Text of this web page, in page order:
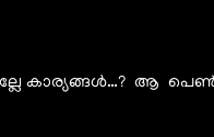
കാര്യങ്ങൾ…? ആ